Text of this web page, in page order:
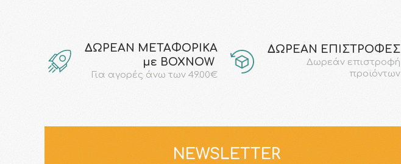
ΔΩΡΕΑΝ ΜΕΤΑΦΟΡΙΚΑ
με ΒΟΧΝΟW
Για αγορές άνω των 49.00€
ΔΩΡΕΑΝ ΕΠΙΣΤΡΟΦΕΣ
Δωρεάν επιστροφή
προϊόντων
NEWSLETTER